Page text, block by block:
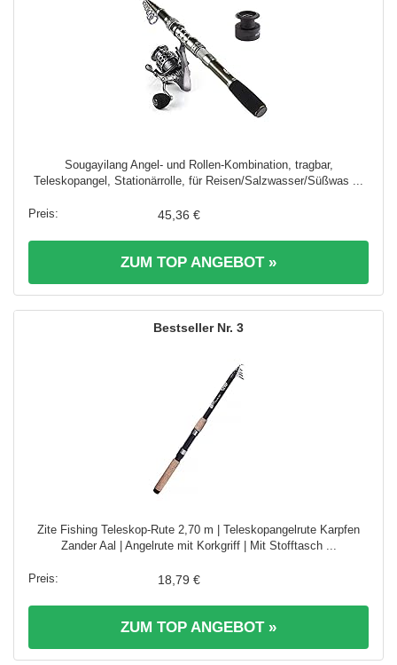
Sougayilang Angel- und Rollen-Kombination, tragbar,
Teleskopangel, Stationärrolle, für Reisen/Salzwasser/Süßwas ...
45,36 €
ZUM TOP ANGEBOT »
3
Zite Fishing Teleskop-Rute 2,70 m | Teleskopangelrute Karpfen
Zander Aal | Angelrute mit Korkgriff | Mit Stofftasch ...
18,79 €
ZUM TOP ANGEBOT »